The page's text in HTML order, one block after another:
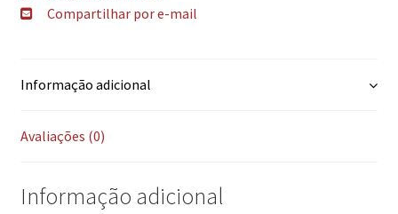
Compartilhar por e-mail
Informação adicional
Avaliações (0)
Informação adicional